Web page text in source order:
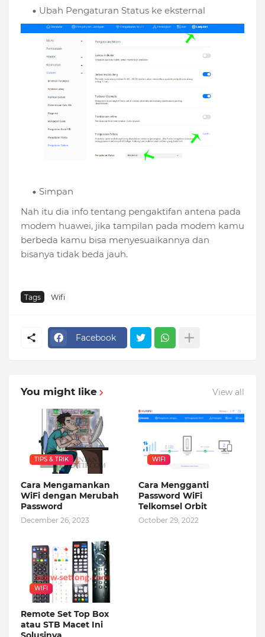
Ubah Pengaturan Status ke eksternal
Simpan
Nah itu dia info tentang pengaktifan antena pada
modem huawei, jika tampilan pada modem kamu
berbeda kamu bisa menyesuaikannya dan
bisanya tidak beda jauh.
Tags Wifi
Facebook
You might like View all
TIPS & TRIK
Cara Mengamankan
WiFi dengan Merubah
Password
December 26, 2023
WIFI
Cara Mengganti
Password WiFi
Telkomsel Orbit
October 29, 2022
WIFI
Remote Set Top Box
atau STB Macet Ini